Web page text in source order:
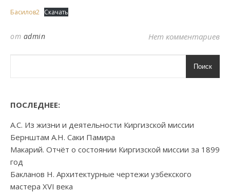
Басилов2 Скачать
от admin Нет комментариев
Поиск
ПОСЛЕДНЕЕ:
А.С. Из жизни и деятельности Киргизской миссии
Бернштам А.Н. Саки Памира
Макарий. Отчёт о состоянии Киргизской миссии за 1899
год
Бакланов Н. Архитектурные чертежи узбекского
мастера XVI века